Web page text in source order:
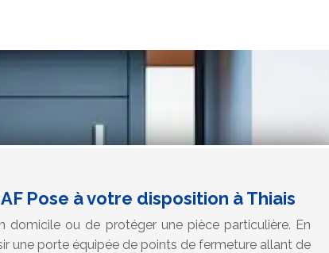
Pose à votre disposition à Thiais
domicile ou de protéger une pièce particulière. En
une porte équipée de points de fermeture allant de